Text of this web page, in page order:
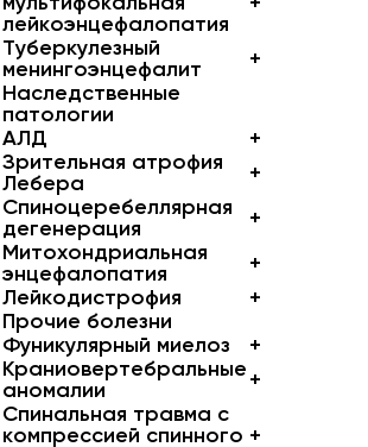
лейкоэнцефалопатия
Туберкулезный
менингоэнцефалит
+
Наследственные
патологии
АЛД
+
Зрительная атрофия
Лебера
+
Спиноцеребеллярная
дегенерация
+
Митохондриальная
энцефалопатия
+
Лейкодистрофия
+
Прочие болезни
Фуникулярный миелоз
+
Краниовертебральные
аномалии
+
Спинальная травма с
компрессией спинного +